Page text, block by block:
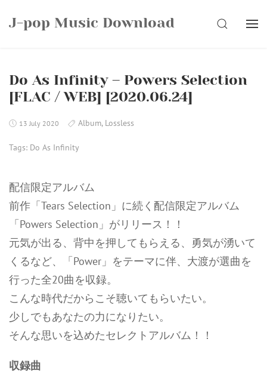
J-pop Music Download SEARCH
Do As Infinity – Powers Selection
[FLAC / WEB] [2020.06.24]
13 July 2020 Album, Lossless
Tags: Do As Infinity
配信限定アルバム
前作「Tears Selection」に続く配信限定アルバム
「Powers Selection」がリリース！！
元気が出る、背中を押してもらえる、勇気が湧いて
くるなど、「Power」をテーマに伴、大渡が選曲を
行った全20曲を収録。
こんな時代だからこそ聴いてもらいたい。
少しでもあなたの力になりたい。
そんな思いを込めたセレクトアルバム！！
収録曲